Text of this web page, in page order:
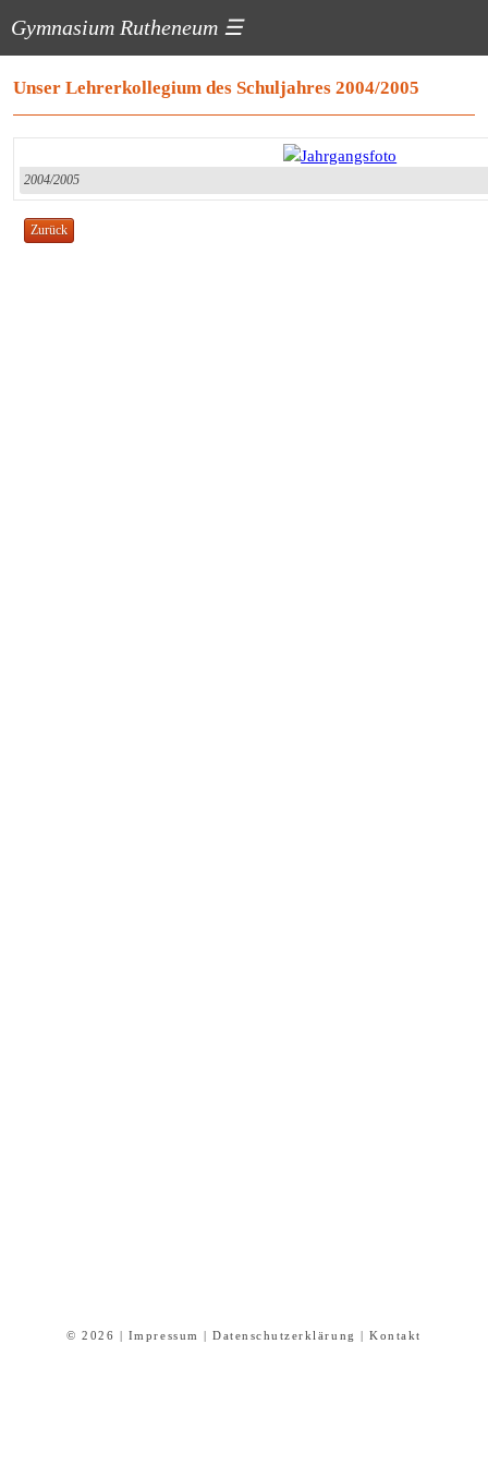
Gymnasium Rutheneum ☰
Unser Lehrerkollegium des Schuljahres 2004/2005
2004/2005
© 2026 | Impressum |Datenschutzerklärung |Kontakt